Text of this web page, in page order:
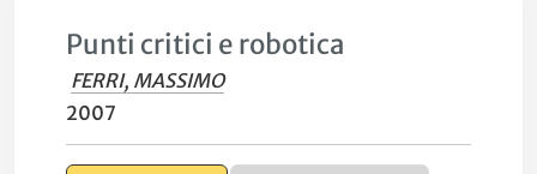
Punti critici e robotica
FERRI, MASSIMO
2007